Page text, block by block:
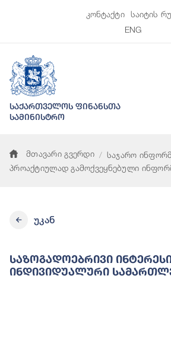
კონტაქტი
საიტის
ENG
საქართველოს ფინანსთა
სამინისტრო
მთავარი გვერდი
საჯარო
პროაქტიულად გამოქვეყნებული
უკან
Საზოგადოებრივი
Ინდივიდუალური